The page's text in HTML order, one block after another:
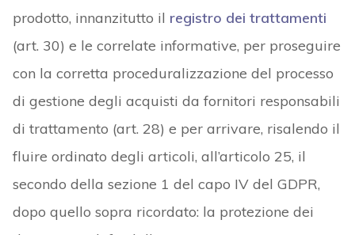
prodotto, innanzitutto il registro dei trattamenti
(art. 30) e le correlate informative, per proseguire
con la corretta proceduralizzazione del processo
di gestione degli acquisti da fornitori responsabili
di trattamento (art. 28) e per arrivare, risalendo il
fluire ordinato degli articoli, all’articolo 25, il
secondo della sezione 1 del capo IV del GDPR,
dopo quello sopra ricordato: la protezione dei